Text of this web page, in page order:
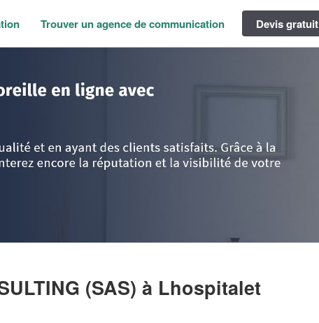
Trouver un agence de communication Devis gratuit
(SAS) à Lhospitalet